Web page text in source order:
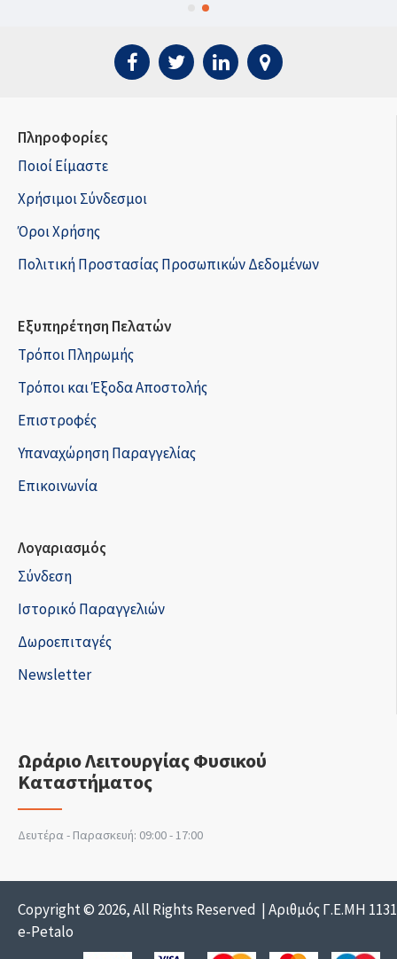
Πληροφορίες
Ποιοί Είμαστε
Χρήσιμοι Σύνδεσμοι
Όροι Χρήσης
Πολιτική Προστασίας Προσωπικών Δεδομένων
Εξυπηρέτηση Πελατών
Τρόποι Πληρωμής
Τρόποι και Έξοδα Αποστολής
Επιστροφές
Υπαναχώρηση Παραγγελίας
Επικοινωνία
Λογαριασμός
Σύνδεση
Ιστορικό Παραγγελιών
Δωροεπιταγές
Newsletter
Ωράριο Λειτουργίας Φυσικού
Καταστήματος
Δευτέρα - Παρασκευή: 09:00 - 17:00
Copyright © 2026, All Rights Reserved | Αριθμός Γ.Ε.ΜΗ
e-Petalo